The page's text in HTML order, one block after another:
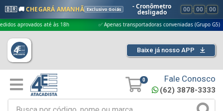
🇧🇷 🚚CHEGARÁ AMANHÃ Exclusivo Goiás - Cronômetro
desligado 00 : 00 : 00
até às 18h ✅ Apenas transportadoras conveniadas (Grupo G5)
Baixe já nosso APP
0 Fale Conosco
(62) 3878-3333